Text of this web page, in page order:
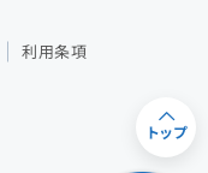
利用条項
トップ